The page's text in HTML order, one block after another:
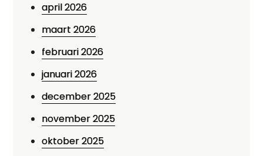
april 2026
maart 2026
februari 2026
januari 2026
december 2025
november 2025
oktober 2025